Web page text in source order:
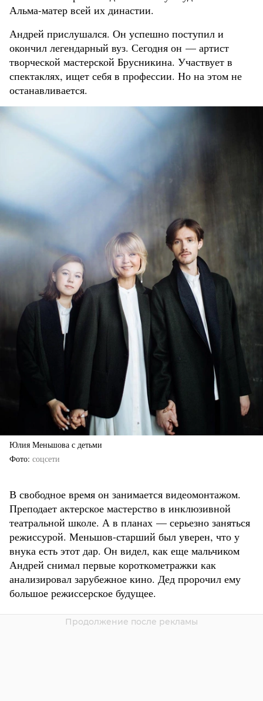
Альма-матер всей их династии.
Андрей прислушался. Он успешно поступил и
окончил легендарный вуз. Сегодня он — артист
творческой мастерской Брусникина. Участвует в
спектаклях, ищет себя в профессии. Но на этом не
останавливается.
Юлия Меньшова с детьми
Фото соцсети
В свободное время он занимается видеомонтажом.
Преподает актерское мастерство в инклюзивной
театральной школе. А в планах — серьезно заняться
режиссурой. Меньшов-старший был уверен, что у
внука есть этот дар. Он видел, как еще мальчиком
Андрей снимал первые короткометражки как
анализировал зарубежное кино. Дед пророчил ему
большое режиссерское будущее.